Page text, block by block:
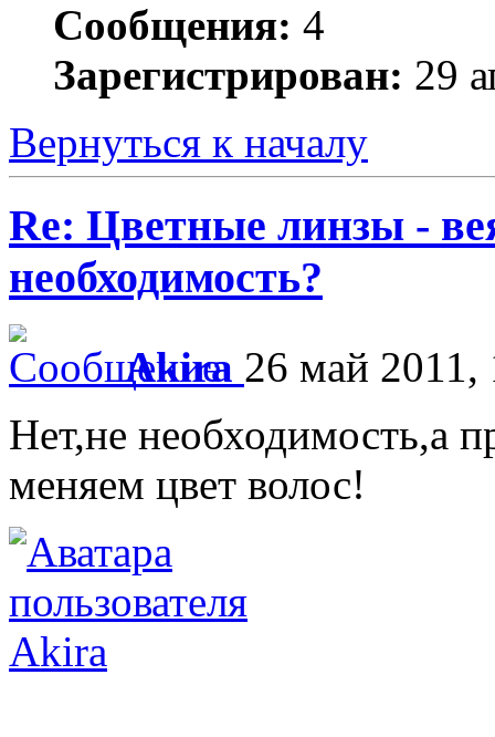
Сообщения: 4
Зарегистрирован: 29
Вернуться к началу
Re: Цветные линзы -
необходимость?
Akira 26 май 2011,
Нет,не необходимость,а
меняем цвет волос!
Akira